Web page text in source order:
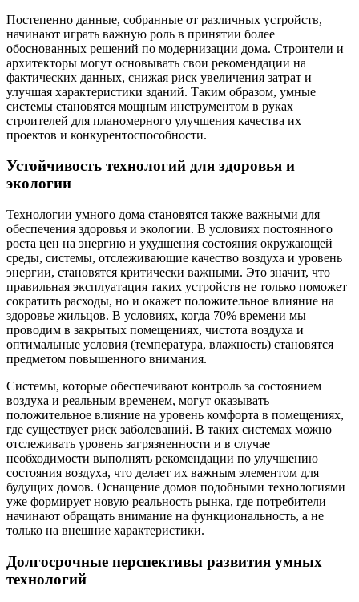
Постепенно данные, собранные от различных устройств,
начинают играть важную роль в принятии более
обоснованных решений по модернизации дома. Строители и
архитекторы могут основывать свои рекомендации на
фактических данных, снижая риск увеличения затрат и
улучшая характеристики зданий. Таким образом, умные
системы становятся мощным инструментом в руках
строителей для планомерного улучшения качества их
проектов и конкурентоспособности.
Устойчивость технологий для здоровья и
экологии
Технологии умного дома становятся также важными для
обеспечения здоровья и экологии. В условиях постоянного
роста цен на энергию и ухудшения состояния окружающей
среды, системы, отслеживающие качество воздуха и уровень
энергии, становятся критически важными. Это значит, что
правильная эксплуатация таких устройств не только поможет
сократить расходы, но и окажет положительное влияние на
здоровье жильцов. В условиях, когда 70% времени мы
проводим в закрытых помещениях, чистота воздуха и
оптимальные условия (температура, влажность) становятся
предметом повышенного внимания.
Системы, которые обеспечивают контроль за состоянием
воздуха и реальным временем, могут оказывать
положительное влияние на уровень комфорта в помещениях,
где существует риск заболеваний. В таких системах можно
отслеживать уровень загрязненности и в случае
необходимости выполнять рекомендации по улучшению
состояния воздуха, что делает их важным элементом для
будущих домов. Оснащение домов подобными технологиями
уже формирует новую реальность рынка, где потребители
начинают обращать внимание на функциональность, а не
только на внешние характеристики.
Долгосрочные перспективы развития умных
технологий